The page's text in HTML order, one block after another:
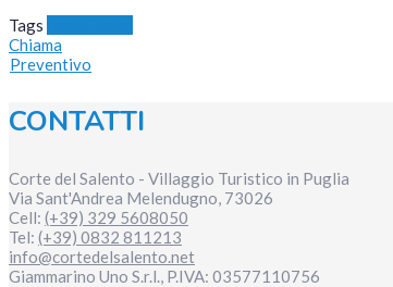
Tags
Chiama
Preventivo
CONTATTI
Corte del Salento - Villaggio Turistico in Puglia
Via Sant'Andrea Melendugno, 73026
Cell: (+39) 329 5608050
Tel: (+39) 0832 811213
info@cortedelsalento.net
Giammarino Uno S.r.l., P.IVA: 03577110756